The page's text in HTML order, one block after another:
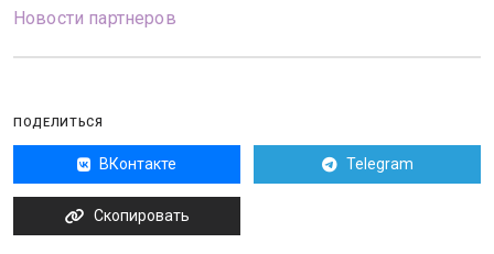
Новости партнеров
ПОДЕЛИТЬСЯ
ВКонтакте Telegram
Скопировать